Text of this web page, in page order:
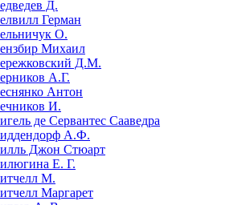
Д.
Герман
О.
Михаил
Д.М.
А.Г.
Антон
И.
де Сервантес Сааведра
А.Ф.
Джон Стюарт
Е. Г.
М.
Маргарет